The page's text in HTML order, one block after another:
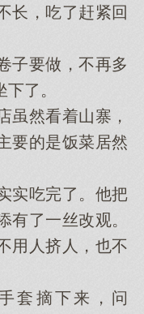
长，吃了赶紧回
要做，不再多
了。
然看着山寨，
要的是饭菜居然
吃完了。他把
有了一丝改观。
用人挤人，也不
套摘下来，问